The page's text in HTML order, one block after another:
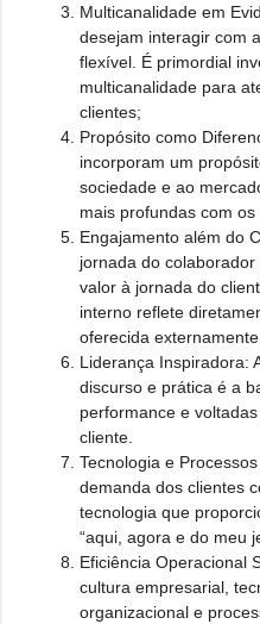
Multicanalidade em
desejam interagir com
flexível. É primordial
multicanalidade para
clientes;
Propósito como
incorporam um
sociedade e ao
mais profundas com os
Engajamento além do
jornada do
valor à jornada do
interno reflete
oferecida externamente.
Liderança Inspiradora:
discurso e prática é a
performance e
cliente.
Tecnologia e
demanda dos clientes
tecnologia que
“aqui, agora e do meu
Eficiência Operacional
cultura empresarial,
organizacional e